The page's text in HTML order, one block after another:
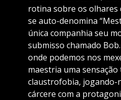
rotina sobre os olhares
se auto-denomina
única companhia seu
submisso chamado
onde podemos nos
maestria uma
claustrofobia, jogando-
cárcere com a